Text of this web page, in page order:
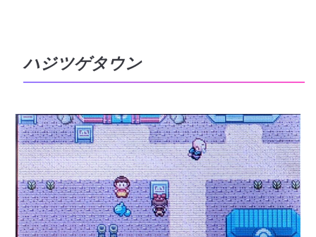
ハジツゲタウン